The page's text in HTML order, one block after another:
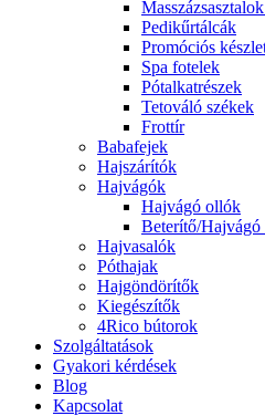
Pedikűrtálcák
Promóciós
Spa fotelek
Pótalkatrészek
Tetováló székek
Frottír
Babafejek
Hajszárítók
Hajvágók
Hajvágó ollók
Beterítő/Hajvágó
Hajvasalók
Póthajak
Hajgöndörítők
Kiegészítők
4Rico bútorok
Szolgáltatások
Gyakori kérdések
Blog
Kapcsolat